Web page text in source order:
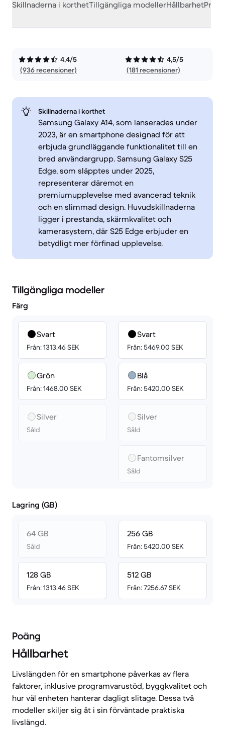
Skillnaderna i korthetTillgängliga modellerHållbarhet
4,4/5
(936 recensioner)
4,5/5
(181 recensioner)
Skillnaderna i korthet
Samsung Galaxy A14, som lanserades under
2023, är en smartphone designad för att
erbjuda grundläggande funktionalitet till en
bred användargrupp. Samsung Galaxy S25
Edge, som släpptes under 2025,
representerar däremot en
premiumupplevelse med avancerad teknik
och en slimmad design. Huvudskillnaderna
ligger i prestanda, skärmkvalitet och
kamerasystem, där S25 Edge erbjuder en
betydligt mer förfinad upplevelse.
Tillgängliga modeller
Färg
Svart
Från: 1313.46 SEK
Grön
Från: 1468.00 SEK
Silver
Såld
Svart
Från: 5469.00 SEK
Blå
Från: 5420.00 SEK
Silver
Såld
Fantomsilver
Såld
Lagring (GB)
64 GB
Såld
128 GB
Från: 1313.46 SEK
256 GB
Från: 5420.00 SEK
512 GB
Från: 7256.67 SEK
Poäng
Hållbarhet
Livslängden för en smartphone påverkas av flera
faktorer, inklusive programvarustöd, byggkvalitet och
hur väl enheten hanterar dagligt slitage. Dessa två
modeller skiljer sig åt i sin förväntade praktiska
livslängd.